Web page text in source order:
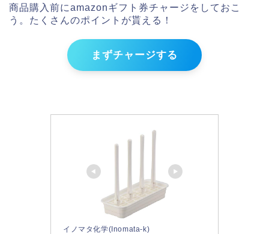
商品購入前にamazonギフト券チャージをしておこ
う。たくさんのポイントが貰える！
まずチャージする
イノマタ化学(Inomata-k)